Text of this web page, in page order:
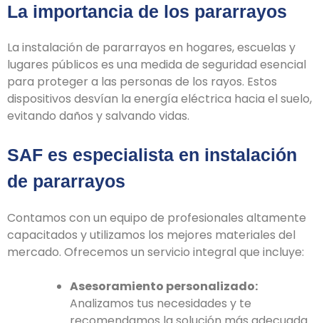
La importancia de los pararrayos
La instalación de pararrayos en hogares, escuelas y
lugares públicos es una medida de seguridad esencial
para proteger a las personas de los rayos. Estos
dispositivos desvían la energía eléctrica hacia el suelo,
evitando daños y salvando vidas.
SAF es especialista en instalación
de pararrayos
Contamos con un equipo de profesionales altamente
capacitados y utilizamos los mejores materiales del
mercado. Ofrecemos un servicio integral que incluye:
Asesoramiento personalizado:
Analizamos tus necesidades y te